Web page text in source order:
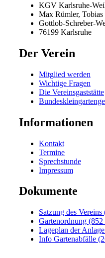
KGV Karlsruhe-
Max Rümler,
Gottlob-Schreber-
76199 Karlsruhe
Der Verein
Mitglied werden
Wichtige Fragen
Die Vereinsgaststätte
Informationen
Kontakt
Termine
Sprechstunde
Impressum
Dokumente
Satzung des
Gartenordnung
Lageplan der
Info Gartenabfälle